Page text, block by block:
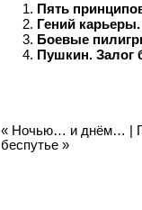
Пять
Гений
Боевые
Пушкин. Залог
« Ночью… и днём… |
беспутье »